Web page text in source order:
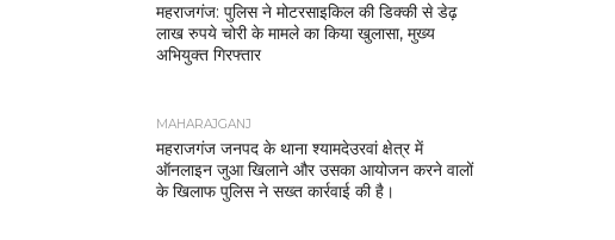
महराजगंज: पुलिस ने मोटरसाइकिल की डिक्की से डेढ़
लाख रुपये चोरी के मामले का किया खुलासा, मुख्य
अभियुक्त गिरफ्तार
MAHARAJGANJ
महराजगंज जनपद के थाना श्यामदेउरवां क्षेत्र में
ऑनलाइन जुआ खिलाने और उसका आयोजन करने वालों
के खिलाफ पुलिस ने सख्त कार्रवाई की है।